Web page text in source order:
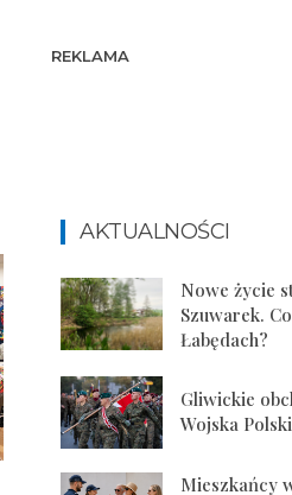
REKLAMA
AKTUALNOŚCI
Nowe życie
Szuwarek.
Łabędach?
Gliwickie
Wojska
Mieszkańcy